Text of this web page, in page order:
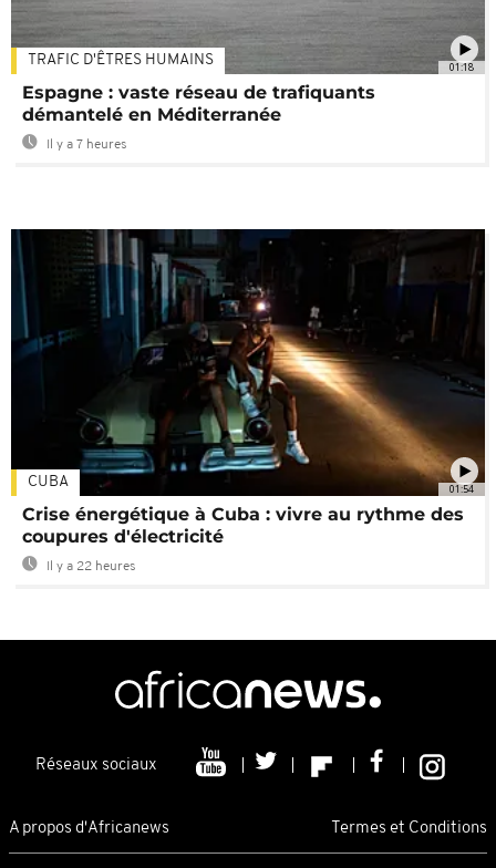
01:18
TRAFIC D'ÊTRES HUMAINS
Espagne : vaste réseau de trafiquants
démantelé en Méditerranée
Il y a 7 heures
01:54
CUBA
Crise énergétique à Cuba : vivre au rythme des
coupures d'électricité
Il y a 22 heures
Réseaux sociaux
A propos d'Africanews Termes et Conditions